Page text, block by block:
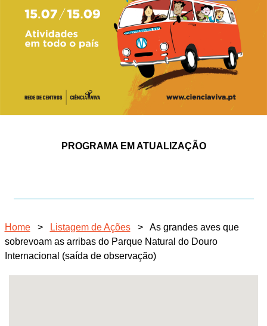
PROGRAMA EM ATUALIZAÇÃO
Home > Listagem de Ações >
As grandes aves que
sobrevoam as arribas do Parque Natural do Douro
Internacional (saída de observação)